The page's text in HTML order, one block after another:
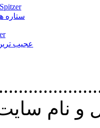
مصاحبه ای با تلسکوپ فضایی Spitzer
ستاره
عجیب
نام سايت